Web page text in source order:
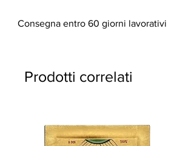
Consegna entro 60 giorni lavorativi
Prodotti correlati